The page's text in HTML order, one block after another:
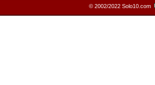
© 2002/2022 Solo10.com